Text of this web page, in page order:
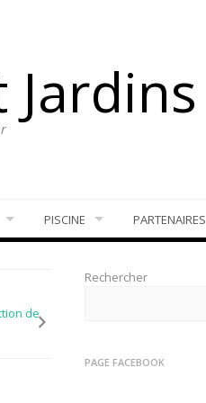
Jardins
PISCINE PARTENAIRES
de
Rechercher
PAGE FACEBOOK